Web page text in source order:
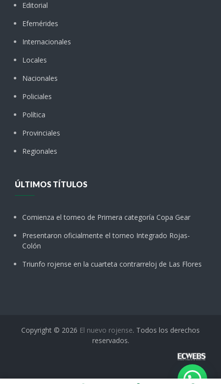
Editorial
Efemérides
Internacionales
Locales
Nacionales
Policiales
Política
Provinciales
Regionales
ÚLTIMOS TÍTULOS
Comienza el torneo de Primera categoría Copa Gear
Presentaron oficialmente el torneo Integrado Rojas-
Colón
Triunfo rojense en la cuarteta contrarreloj de Las Flores
Copyright © 2026 El nuevo rojense. Todos los derechos
reservados.